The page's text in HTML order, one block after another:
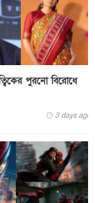
পুরনো বিরোধে
3 days ago